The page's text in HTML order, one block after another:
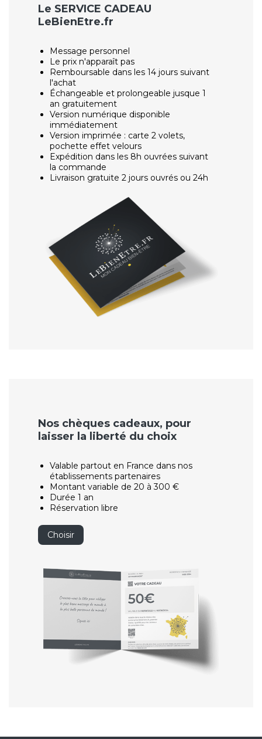
Le SERVICE CADEAU
LeBienEtre.fr
Message personnel
Le prix n'apparaît pas
Remboursable dans les 14 jours suivant
l'achat
Échangeable et prolongeable jusque 1
an gratuitement
Version numérique disponible
immédiatement
Version imprimée : carte 2 volets,
pochette effet velours
Expédition dans les 8h ouvrées suivant
la commande
Livraison gratuite 2 jours ouvrés ou 24h
Nos chèques cadeaux, pour
laisser la liberté du choix
Valable partout en France dans nos
établissements partenaires
Montant variable de 20 à 300 €
Durée 1 an
Réservation libre
Choisir